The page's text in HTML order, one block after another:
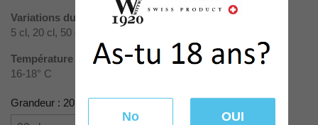
No OUI
Variations du produit
5 cl, 20 cl, 50 cl, 70 cl, 100 cl
Température de service
16-18° C
Grandeur : 20 cl